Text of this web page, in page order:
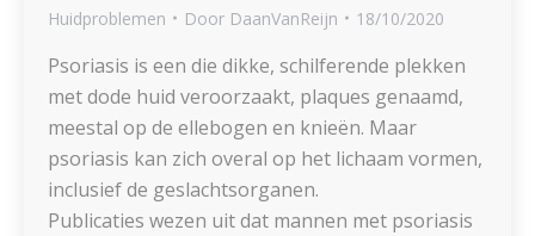
Huidproblemen Door DaanVanReijn 18/10/2020
Psoriasis is een die dikke, schilferende plekken
met dode huid veroorzaakt, plaques genaamd,
meestal op de ellebogen en knieën. Maar
psoriasis kan zich overal op het lichaam vormen,
inclusief de geslachtsorganen.
Publicaties wezen uit dat mannen met psoriasis